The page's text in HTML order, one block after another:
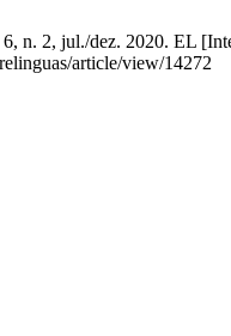
n. 2, jul./dez. 2020. EL
article/view/14272